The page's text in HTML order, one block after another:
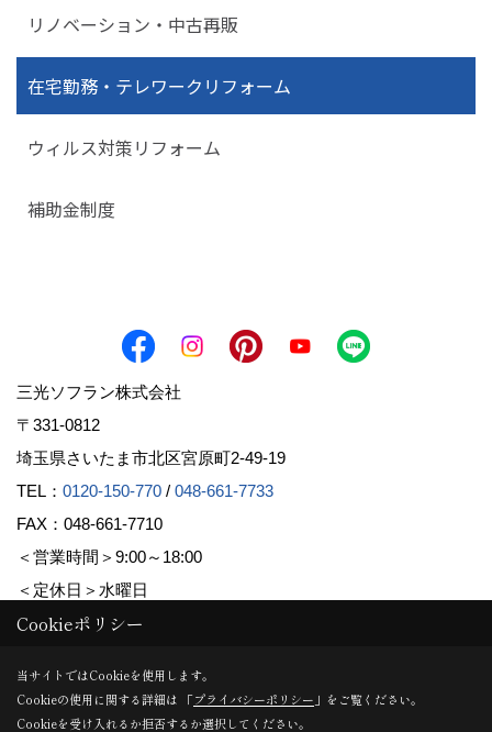
リノベーション・中古再販
在宅勤務・テレワークリフォーム
ウィルス対策リフォーム
補助金制度
三光ソフラン株式会社
〒331-0812
埼玉県さいたま市北区宮原町2-49-19
TEL： 0120-150-770 / 048-661-7733
FAX：048-661-7710
＜営業時間＞9:00～18:00
＜定休日＞水曜日
Copyright (c) Sanko Soflan Corporation. All Rights Reserved.
Produced byゴデスクリエイト
Cookieポリシー
当サイトではCookieを使用します。
Cookieの使用に関する詳細は 「プライバシーポリシー 」をご覧ください。
Cookieを受け入れるか拒否するか選択してください。